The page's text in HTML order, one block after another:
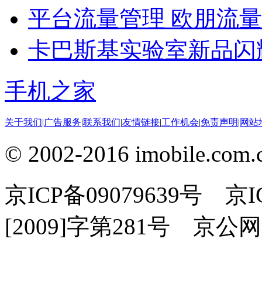
平台流量管理 欧朋流
卡巴斯基实验室新品
手机之家
关于我们|广告服务|联系我们|友情链接|工作机会|免责声明|网站
© 2002-2016
京ICP备09079639号 京
[2009]字第281号 京公网